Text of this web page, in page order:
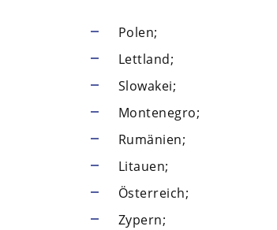
Polen;
Lettland;
Slowakei;
Montenegro;
Rumänien;
Litauen;
Österreich;
Zypern;